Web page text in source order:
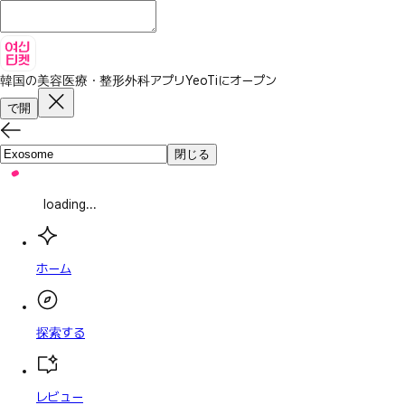
韓国の美容医療・整形外科アプリYeoTiにオープン
で開
閉じる
loading...
ホーム
探索する
レビュー